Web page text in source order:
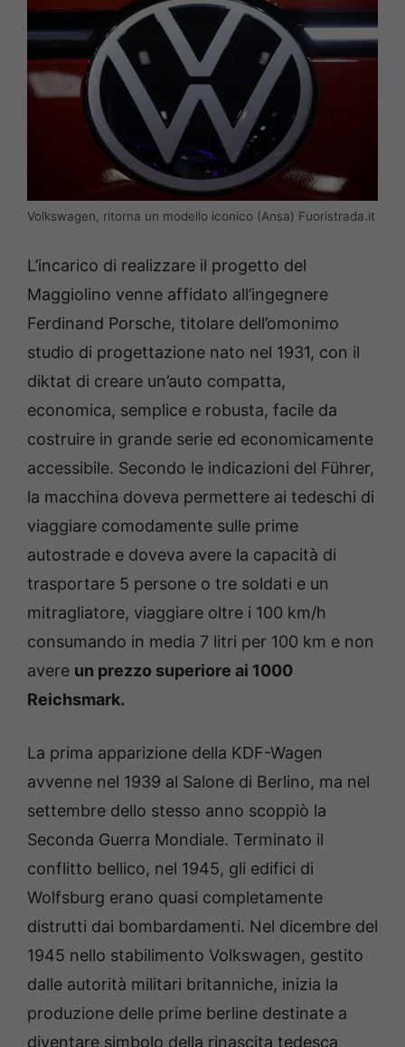
Volkswagen, ritorna un modello iconico (Ansa) Fuoristrada.it
L’incarico di realizzare il progetto del
Maggiolino venne affidato all’ingegnere
Ferdinand Porsche, titolare dell’omonimo
studio di progettazione nato nel 1931, con il
diktat di creare un’auto compatta,
economica, semplice e robusta, facile da
costruire in grande serie ed economicamente
accessibile. Secondo le indicazioni del Führer,
la macchina doveva permettere ai tedeschi di
viaggiare comodamente sulle prime
autostrade e doveva avere la capacità di
trasportare 5 persone o tre soldati e un
mitragliatore, viaggiare oltre i 100 km/h
consumando in media 7 litri per 100 km e non
avere un prezzo superiore ai 1000
Reichsmark.
La prima apparizione della KDF-Wagen
avvenne nel 1939 al Salone di Berlino, ma nel
settembre dello stesso anno scoppiò la
Seconda Guerra Mondiale. Terminato il
conflitto bellico, nel 1945, gli edifici di
Wolfsburg erano quasi completamente
distrutti dai bombardamenti. Nel dicembre del
1945 nello stabilimento Volkswagen, gestito
dalle autorità militari britanniche, inizia la
produzione delle prime berline destinate a
diventare simbolo della rinascita tedesca